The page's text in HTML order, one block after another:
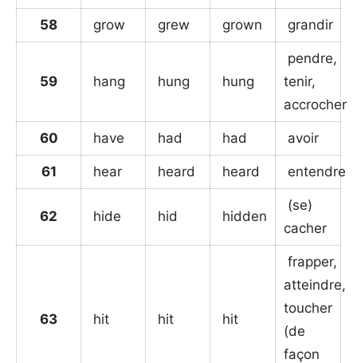
58 grow grew grown grandir
59 hang hung hung
pendre,
tenir,
accrocher
60 have had had avoir
61 hear heard heard entendre
62 hide hid hidden
(se)
cacher
63 hit hit hit
frapper,
atteindre,
toucher
(de
façon